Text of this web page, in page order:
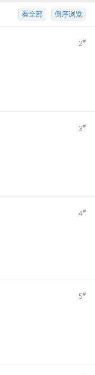
倒序浏览
看全部
2#
3#
4#
5#